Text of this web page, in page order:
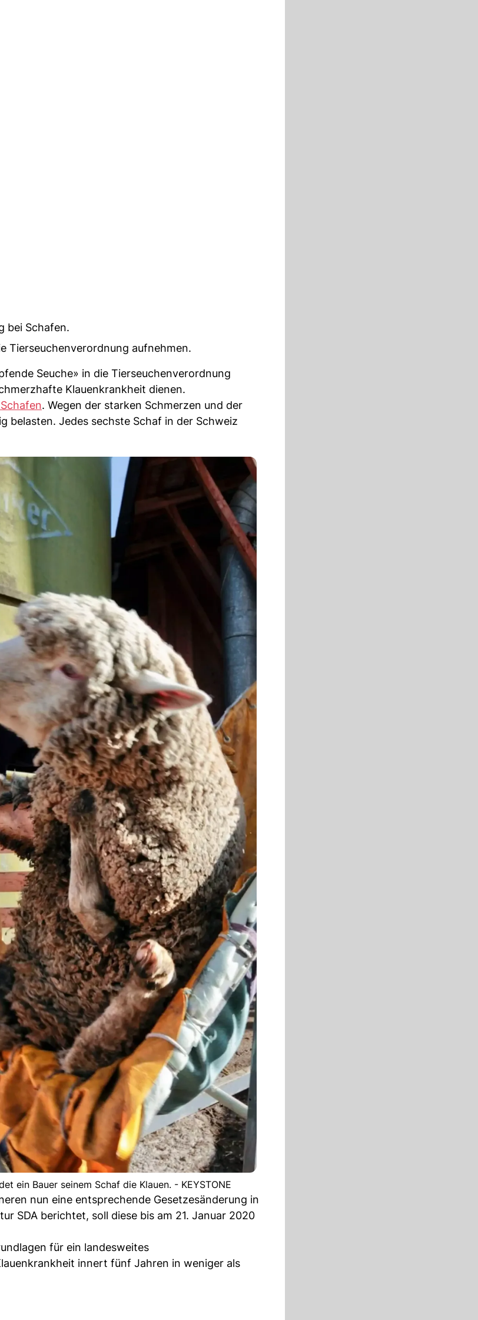
bei Schafen.
Tierseuchenverordnung aufnehmen.
Seuche» in die Tierseuchenverordnung
Klauenkrankheit dienen.
. Wegen der starken Schmerzen und der
belasten. Jedes sechste Schaf in der Schweiz
ein Bauer seinem Schaf die Klauen. - KEYSTONE
nun eine entsprechende Gesetzesänderung in
SDA berichtet, soll diese bis am 21. Januar 2020
für ein landesweites
innert fünf Jahren in weniger als